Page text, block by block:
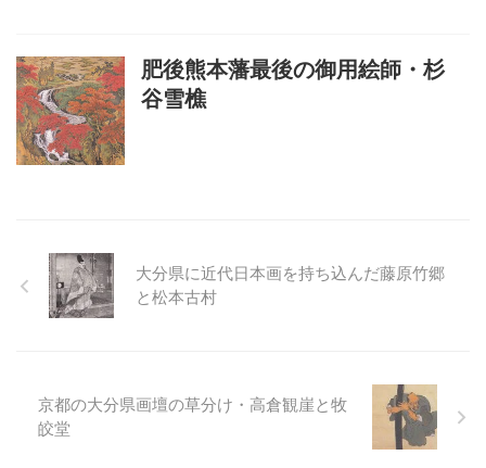
肥後熊本藩最後の御用絵師・杉
谷雪樵
大分県に近代日本画を持ち込んだ藤原竹郷
と松本古村
京都の大分県画壇の草分け・高倉観崖と牧
皎堂